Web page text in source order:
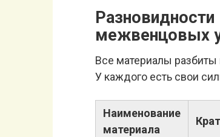
межвенцовых
Все материалы
У каждого есть свои
Наименование
материала